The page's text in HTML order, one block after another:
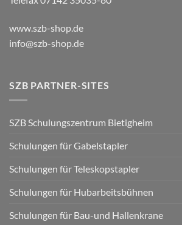
www.szb-shop.de
info@szb-shop.de
SZB PARTNER-SITES
SZB Schulungszentrum Bietigheim
Schulungen für Gabelstapler
Schulungen für Teleskopstapler
Schulungen für Hubarbeitsbühnen
Schulungen für Bau-und Hallenkrane